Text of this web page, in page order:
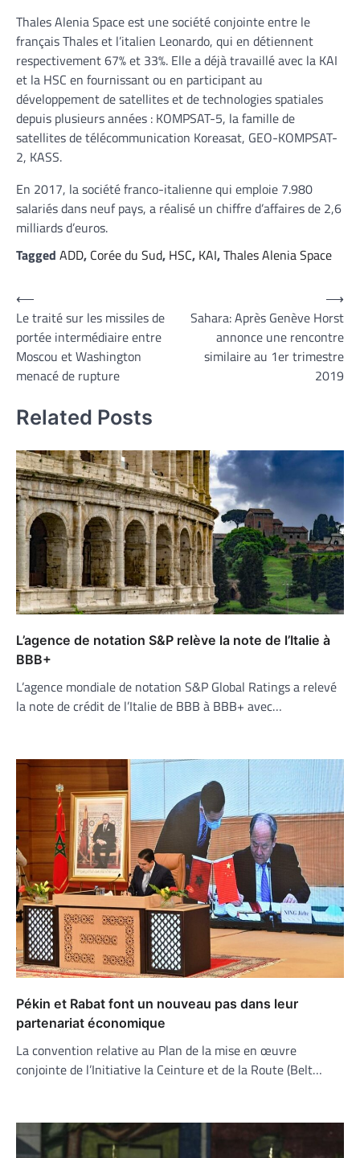
Thales Alenia Space est une société conjointe entre le
français Thales et l’italien Leonardo, qui en détiennent
respectivement 67% et 33%. Elle a déjà travaillé avec la KAI
et la HSC en fournissant ou en participant au
développement de satellites et de technologies spatiales
depuis plusieurs années : KOMPSAT-5, la famille de
satellites de télécommunication Koreasat, GEO-KOMPSAT-
2, KASS.
En 2017, la société franco-italienne qui emploie 7.980
salariés dans neuf pays, a réalisé un chiffre d’affaires de 2,6
milliards d’euros.
Tagged ADD, Corée du Sud, HSC, KAI,Thales Alenia Space
Navigation
de
l’article
⟵
Le traité sur les missiles de
portée intermédiaire entre
Moscou et Washington
menacé de rupture
Sahara: Après Genève Horst
annonce une rencontre
similaire au 1er trimestre
2019
⟶
Related Posts
L’agence de notation S&P relève la note de l’Italie à
BBB+
L’agence mondiale de notation S&P Global Ratings a relevé
la note de crédit de l’Italie de BBB à BBB+ avec…
Pékin et Rabat font un nouveau pas dans leur
partenariat économique
La convention relative au Plan de la mise en œuvre
conjointe de l’Initiative la Ceinture et de la Route (Belt…